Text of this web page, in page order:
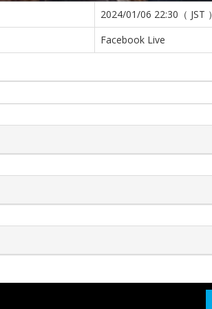
2024/01/06 22:30（ JST ）
Facebook Live